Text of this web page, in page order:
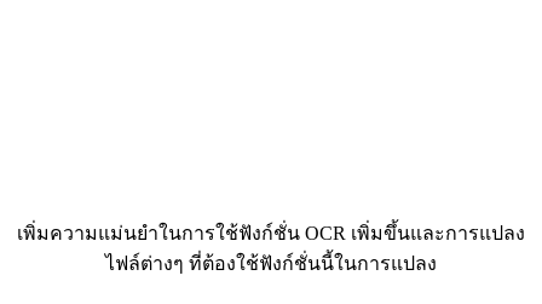
เพิ่มความแม่นยำในการใช้ฟังก์ชั่น OCR เพิ่มขึ้นและการแปลง
ไฟล์ต่างๆ ที่ต้องใช้ฟังก์ชั่นนี้ในการแปลง